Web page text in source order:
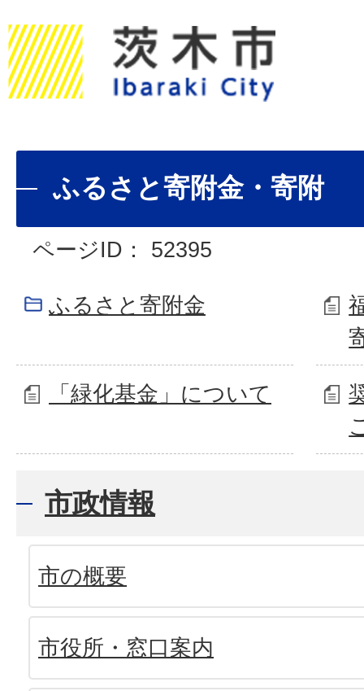
ふるさと寄附金・寄附
ページID： 52395
ふるさと寄附金
「緑化基金」について
市政情報
市の概要
市役所・窓口案内